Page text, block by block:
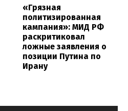
«Грязная
политизированная
кампания»: МИД РФ
раскритиковал
ложные заявления о
позиции Путина по
Ирану